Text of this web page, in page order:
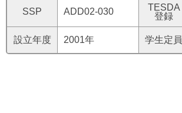
SSP ADD02-030
TESDA
登録
設立年度 2001年 学生定員